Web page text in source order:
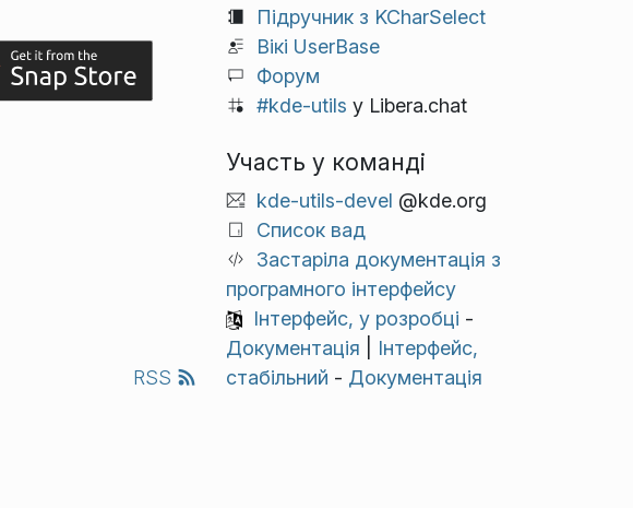
RSS
Підручник з KCharSelect
Вікі UserBase
Форум
#kde-utils у Libera.chat
Участь у команді
kde-utils-devel @kde.org
Список вад
Застаріла документація з
програмного інтерфейсу
Інтерфейс, у розробці -
Документація
Інтерфейс,
стабільний - Документація